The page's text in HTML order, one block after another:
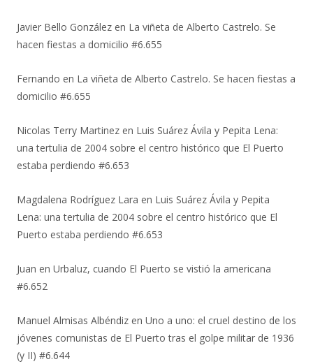
Javier Bello González en La viñeta de Alberto Castrelo. Se
hacen fiestas a domicilio #6.655
Fernando en La viñeta de Alberto Castrelo. Se hacen fiestas a
domicilio #6.655
Nicolas Terry Martinez en Luis Suárez Ávila y Pepita Lena:
una tertulia de 2004 sobre el centro histórico que El Puerto
estaba perdiendo #6.653
Magdalena Rodríguez Lara en Luis Suárez Ávila y Pepita
Lena: una tertulia de 2004 sobre el centro histórico que El
Puerto estaba perdiendo #6.653
Juan en Urbaluz, cuando El Puerto se vistió la americana
#6.652
Manuel Almisas Albéndiz en Uno a uno: el cruel destino de los
jóvenes comunistas de El Puerto tras el golpe militar de 1936
(y II) #6.644